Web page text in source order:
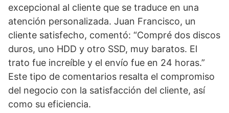
excepcional al cliente que se traduce en una
atención personalizada. Juan Francisco, un
cliente satisfecho, comentó: “Compré dos discos
duros, uno HDD y otro SSD, muy baratos. El
trato fue increíble y el envío fue en 24 horas.”
Este tipo de comentarios resalta el compromiso
del negocio con la satisfacción del cliente, así
como su eficiencia.